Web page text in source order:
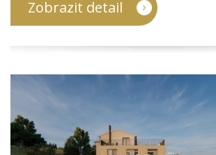
Zobrazit detail